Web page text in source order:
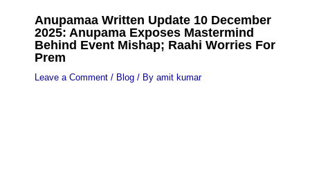
Anupamaa Written Update 10 December
2025: Anupama Exposes Mastermind
Behind Event Mishap; Raahi Worries For
Prem
Leave a Comment / Blog/ By amit kumar